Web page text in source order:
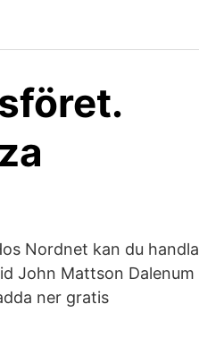
Nordnet kan du handla
John Mattson Dalenum
ner gratis